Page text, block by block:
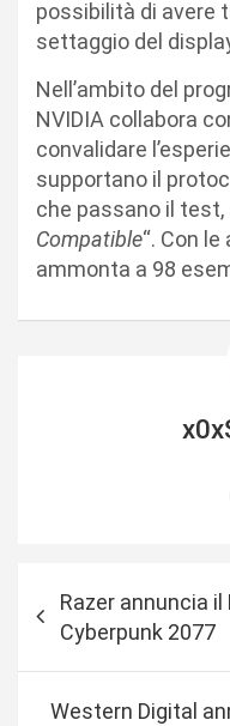
possibilità di avere
settaggio del
Nell’ambito del
NVIDIA collabora
convalidare
supportano il
che passano il
Compatible“. Con
ammonta a 98
Razer annuncia
Cyberpunk 2077
Western Digital